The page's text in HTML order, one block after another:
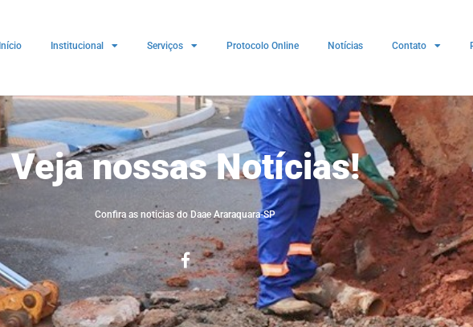
Início Institucional Serviços Protocolo Online Notícias Contato
Veja nossas Notícias!
Confira as noticias do Daae Araraquara-SP